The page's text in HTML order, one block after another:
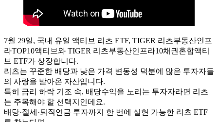
7월 29일, 국내 유일 액티브 리츠 ETF, TIGER 리츠부동산인프
라TOP10액티브와 TIGER 리츠부동산인프라10채권혼합액티
브 ETF가 상장합니다.
리츠는 꾸준한 배당과 낮은 가격 변동성 덕분에 많은 투자자들
의 사랑을 받아온 자산입니다.
특히 금리 하락 기조 속, 배당수익을 노리는 투자자라면 리츠
는 주목해야 할 선택지인데요.
배당·절세·퇴직연금 투자까지 한 번에 실현 가능한 리츠 ETF